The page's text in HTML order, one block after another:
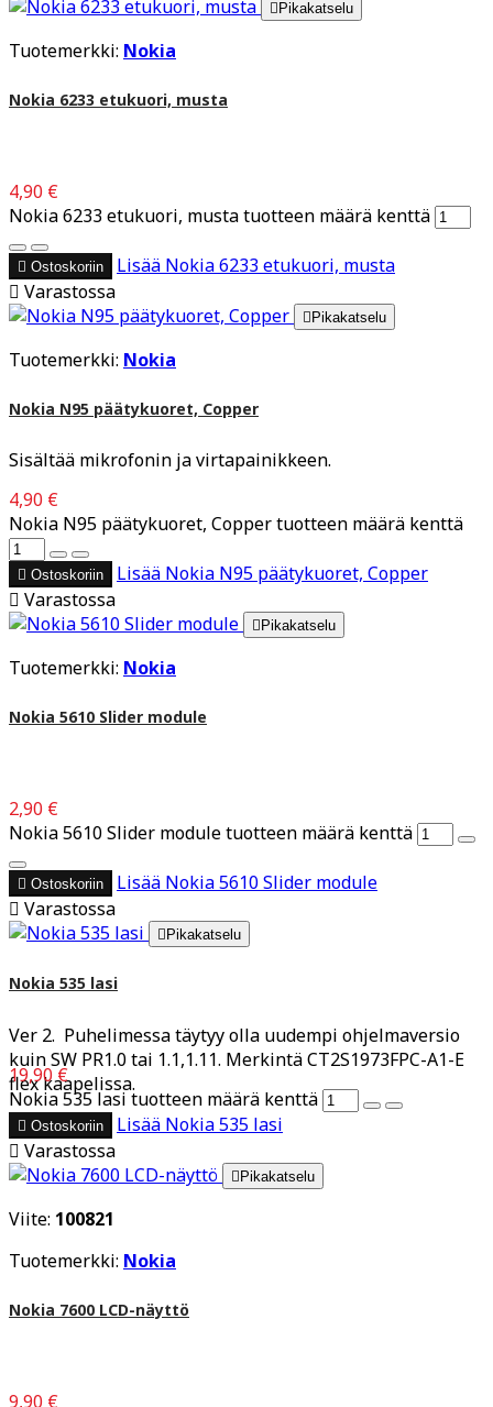
 Pikakatselu
Tuotemerkki: Nokia
Nokia 6233 etukuori, musta
4,90 €
Nokia 6233 etukuori, musta tuotteen määrä kenttä
 Ostoskoriin Lisää Nokia 6233 etukuori, musta
 Varastossa
 Pikakatselu
Tuotemerkki: Nokia
Nokia N95 päätykuoret, Copper
Sisältää mikrofonin ja virtapainikkeen.
4,90 €
Nokia N95 päätykuoret, Copper tuotteen määrä kenttä
 Ostoskoriin Lisää Nokia N95 päätykuoret, Copper
 Varastossa
 Pikakatselu
Tuotemerkki: Nokia
Nokia 5610 Slider module
2,90 €
Nokia 5610 Slider module tuotteen määrä kenttä
 Ostoskoriin Lisää Nokia 5610 Slider module
 Varastossa
 Pikakatselu
Nokia 535 lasi
Ver 2. Puhelimessa täytyy olla uudempi ohjelmaversio
kuin SW PR1.0 tai 1.1,1.11. Merkintä CT2S1973FPC-A1-E
flex kaapelissa.
19,90 €
Nokia 535 lasi tuotteen määrä kenttä
 Ostoskoriin Lisää Nokia 535 lasi
 Varastossa
 Pikakatselu
Viite: 100821
Tuotemerkki: Nokia
Nokia 7600 LCD-näyttö
9,90 €